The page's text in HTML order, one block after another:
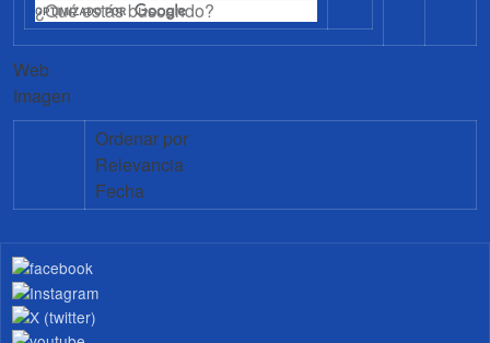
Web
Imagen
Ordenar por
Relevancia
Fecha